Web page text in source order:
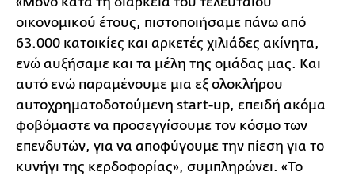
οικονομικού έτους, πιστοποιήσαμε πάνω από
63.000 κατοικίες και αρκετές χιλιάδες ακίνητα,
ενώ αυξήσαμε και τα μέλη της ομάδας μας. Και
αυτό ενώ παραμένουμε μια εξ ολοκλήρου
αυτοχρηματοδοτούμενη start-up, επειδή ακόμα
φοβόμαστε να προσεγγίσουμε τον κόσμο των
επενδυτών, για να αποφύγουμε την πίεση για το
κυνήγι της κερδοφορίας», συμπληρώνει. «Το